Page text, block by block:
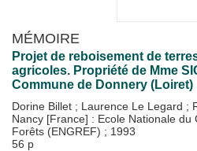
MÉMOIRE
Projet de reboisement de
agricoles. Propriété de Mme
Commune de Donnery (Loiret)
Dorine Billet ; Laurence Le Legard ;
Nancy [France] : Ecole Nationale
Forêts (ENGREF) ; 1993
56 p